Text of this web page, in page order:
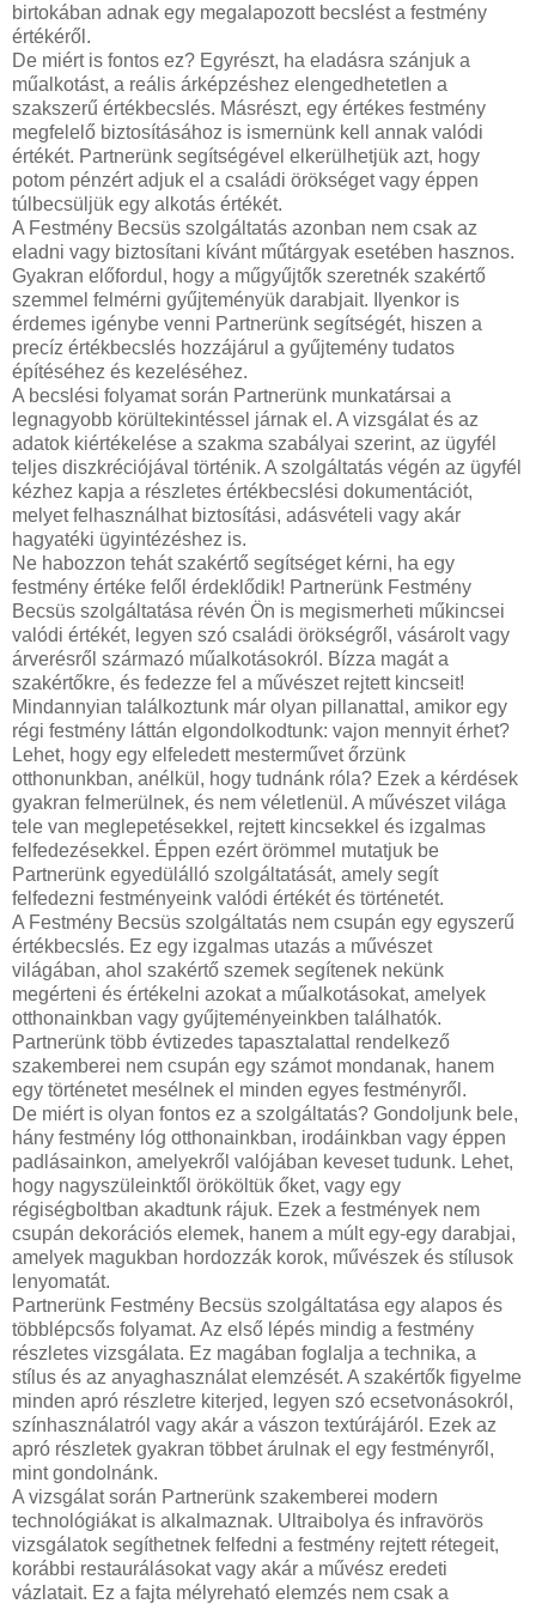
birtokában adnak egy megalapozott becslést a festmény
értékéről.
De miért is fontos ez? Egyrészt, ha eladásra szánjuk a
műalkotást, a reális árképzéshez elengedhetetlen a
szakszerű értékbecslés. Másrészt, egy értékes festmény
megfelelő biztosításához is ismernünk kell annak valódi
értékét. Partnerünk segítségével elkerülhetjük azt, hogy
potom pénzért adjuk el a családi örökséget vagy éppen
túlbecsüljük egy alkotás értékét.
A Festmény Becsüs szolgáltatás azonban nem csak az
eladni vagy biztosítani kívánt műtárgyak esetében hasznos.
Gyakran előfordul, hogy a műgyűjtők szeretnék szakértő
szemmel felmérni gyűjteményük darabjait. Ilyenkor is
érdemes igénybe venni Partnerünk segítségét, hiszen a
precíz értékbecslés hozzájárul a gyűjtemény tudatos
építéséhez és kezeléséhez.
A becslési folyamat során Partnerünk munkatársai a
legnagyobb körültekintéssel járnak el. A vizsgálat és az
adatok kiértékelése a szakma szabályai szerint, az ügyfél
teljes diszkréciójával történik. A szolgáltatás végén az ügyfél
kézhez kapja a részletes értékbecslési dokumentációt,
melyet felhasználhat biztosítási, adásvételi vagy akár
hagyatéki ügyintézéshez is.
Ne habozzon tehát szakértő segítséget kérni, ha egy
festmény értéke felől érdeklődik! Partnerünk Festmény
Becsüs szolgáltatása révén Ön is megismerheti műkincsei
valódi értékét, legyen szó családi örökségről, vásárolt vagy
árverésről származó műalkotásokról. Bízza magát a
szakértőkre, és fedezze fel a művészet rejtett kincseit!
Mindannyian találkoztunk már olyan pillanattal, amikor egy
régi festmény láttán elgondolkodtunk: vajon mennyit érhet?
Lehet, hogy egy elfeledett mesterművet őrzünk
otthonunkban, anélkül, hogy tudnánk róla? Ezek a kérdések
gyakran felmerülnek, és nem véletlenül. A művészet világa
tele van meglepetésekkel, rejtett kincsekkel és izgalmas
felfedezésekkel. Éppen ezért örömmel mutatjuk be
Partnerünk egyedülálló szolgáltatását, amely segít
felfedezni festményeink valódi értékét és történetét.
A Festmény Becsüs szolgáltatás nem csupán egy egyszerű
értékbecslés. Ez egy izgalmas utazás a művészet
világában, ahol szakértő szemek segítenek nekünk
megérteni és értékelni azokat a műalkotásokat, amelyek
otthonainkban vagy gyűjteményeinkben találhatók.
Partnerünk több évtizedes tapasztalattal rendelkező
szakemberei nem csupán egy számot mondanak, hanem
egy történetet mesélnek el minden egyes festményről.
De miért is olyan fontos ez a szolgáltatás? Gondoljunk bele,
hány festmény lóg otthonainkban, irodáinkban vagy éppen
padlásainkon, amelyekről valójában keveset tudunk. Lehet,
hogy nagyszüleinktől örököltük őket, vagy egy
régiségboltban akadtunk rájuk. Ezek a festmények nem
csupán dekorációs elemek, hanem a múlt egy-egy darabjai,
amelyek magukban hordozzák korok, művészek és stílusok
lenyomatát.
Partnerünk Festmény Becsüs szolgáltatása egy alapos és
többlépcsős folyamat. Az első lépés mindig a festmény
részletes vizsgálata. Ez magában foglalja a technika, a
stílus és az anyaghasználat elemzését. A szakértők figyelme
minden apró részletre kiterjed, legyen szó ecsetvonásokról,
színhasználatról vagy akár a vászon textúrájáról. Ezek az
apró részletek gyakran többet árulnak el egy festményről,
mint gondolnánk.
A vizsgálat során Partnerünk szakemberei modern
technológiákat is alkalmaznak. Ultraibolya és infravörös
vizsgálatok segíthetnek felfedni a festmény rejtett rétegeit,
korábbi restaurálásokat vagy akár a művész eredeti
vázlatait. Ez a fajta mélyreható elemzés nem csak a